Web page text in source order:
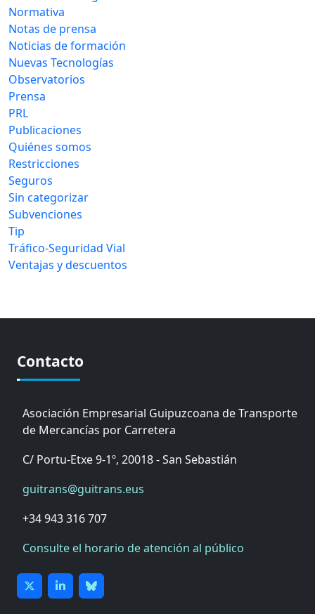
Normativa
Notas de prensa
Noticias de formación
Nuevas Tecnologías
Observatorios
Prensa
PRL
Publicaciones
Quiénes somos
Restricciones
Seguros
Sin categorizar
Subvenciones
Tip
Tráfico-Seguridad Vial
Ventajas y descuentos
Contacto
Asociación Empresarial Guipuzcoana de Transporte
de Mercancías por Carretera
C/ Portu-Etxe 9-1º, 20018 - San Sebastián
guitrans@guitrans.eus
+34 943 316 707
Consulte el horario de atención al público